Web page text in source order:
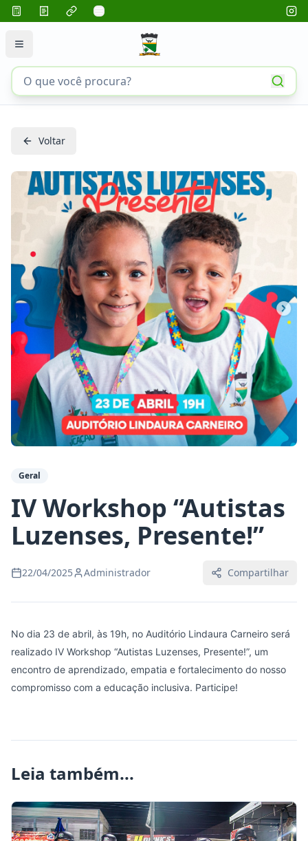
Voltar
Geral
IV Workshop “Autistas
Luzenses, Presente!”
22/04/2025 Administrador Compartilhar
No dia 23 de abril, às 19h, no Auditório Lindaura Carneiro será
realizado IV Workshop “Autistas Luzenses, Presente!”, um
encontro de aprendizado, empatia e fortalecimento do nosso
compromisso com a educação inclusiva. Participe!
Leia também...